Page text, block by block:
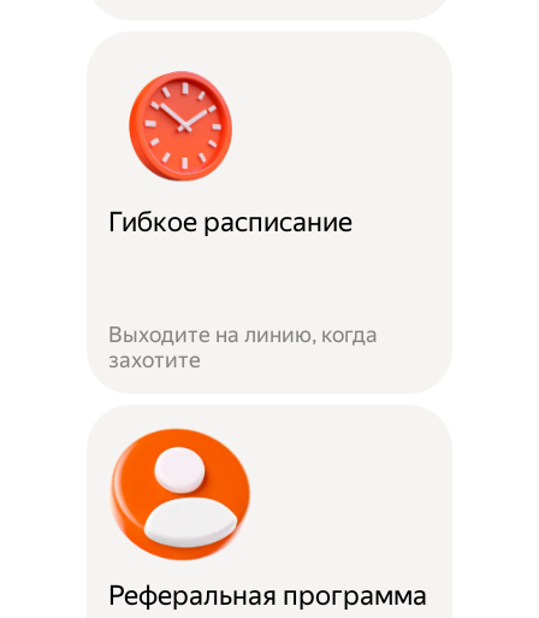
Гибкое расписание
Выходите на линию, когда
захотите
Реферальная программа